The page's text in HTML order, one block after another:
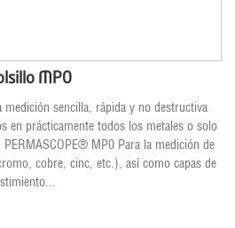
MP0
sencilla, rápida y no destructiva
en prácticamente todos los metales o solo
MP0 Para la medición de
cobre, cinc, etc.), así como capas de